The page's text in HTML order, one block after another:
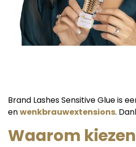
Brand Lashes Sensitive Glue is
enwenkbrauwextensions.
Waarom